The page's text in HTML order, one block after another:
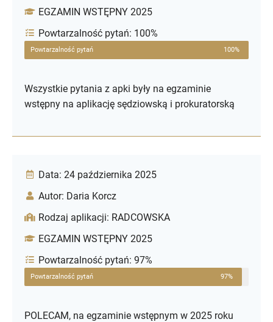
EGZAMIN WSTĘPNY 2025
Powtarzalność pytań: 100%
Powtarzalność pytań 100%
Wszystkie pytania z apki były na egzaminie
wstępny na aplikację sędziowską i prokuratorską
Data: 24 października 2025
Autor: Daria Korcz
Rodzaj aplikacji: RADCOWSKA
EGZAMIN WSTĘPNY 2025
Powtarzalność pytań: 97%
Powtarzalność pytań 97%
POLECAM, na egzaminie wstępnym w 2025 roku